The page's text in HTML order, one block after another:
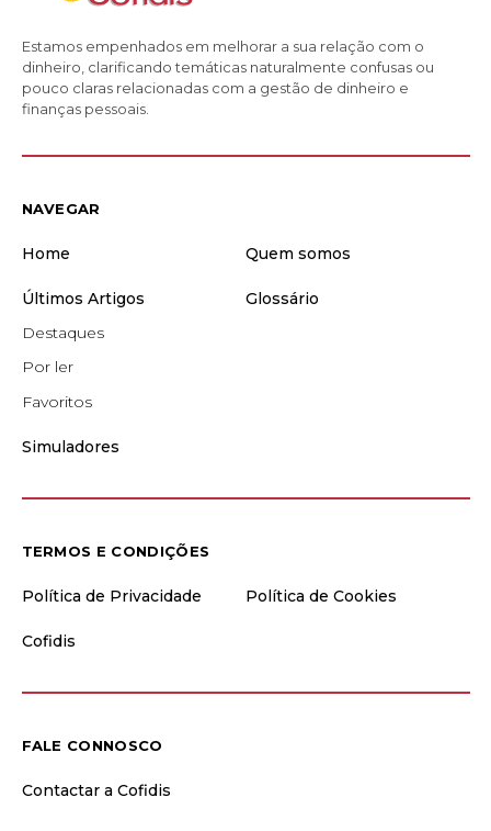
Estamos empenhados em melhorar a sua relação com o
dinheiro, clarificando temáticas naturalmente confusas ou
pouco claras relacionadas com a gestão de dinheiro e
finanças pessoais.
NAVEGAR
Home Quem somos
Últimos Artigos
Destaques
Por ler
Favoritos
Glossário
Simuladores
TERMOS E CONDIÇÕES
Política de Privacidade Política de Cookies
Cofidis
FALE CONNOSCO
Contactar a Cofidis